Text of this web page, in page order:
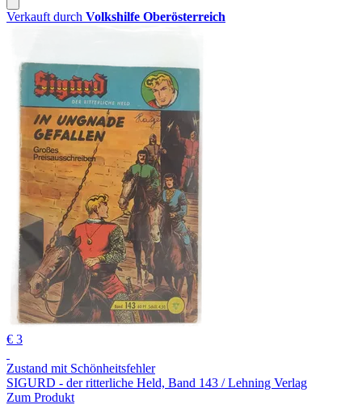
Verkauft durch Volkshilfe Oberösterreich
€ 3
Zustand mit Schönheitsfehler
SIGURD - der ritterliche Held, Band 143 / Lehning Verlag
Zum Produkt